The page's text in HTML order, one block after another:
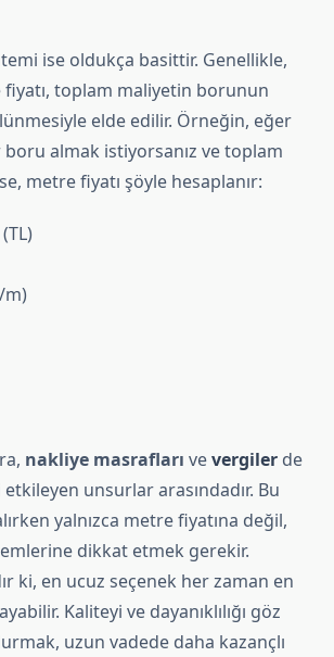
ise oldukça basittir. Genellikle,
toplam maliyetin borunun
elde edilir. Örneğin, eğer
almak istiyorsanız ve toplam
metre fiyatı şöyle hesaplanır:
m)
nakliye masrafları vevergiler de
unsurlar arasındadır. Bu
yalnızca metre fiyatına değil,
dikkat etmek gerekir.
ki, en ucuz seçenek her zaman en
Kaliteyi ve dayanıklılığı göz
uzun vadede daha kazançlı